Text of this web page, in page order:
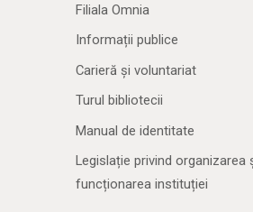
Filiala Omnia
Informații publice
Carieră și voluntariat
Turul bibliotecii
Manual de identitate
Legislație privind organizarea
funcționarea instituției